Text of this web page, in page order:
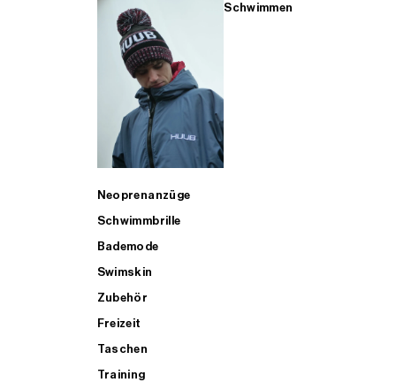
Schwimmen
Neoprenanzüge
Schwimmbrille
Bademode
Swimskin
Zubehör
Freizeit
Taschen
Training